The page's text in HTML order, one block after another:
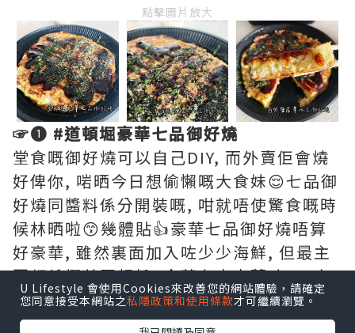
點擊圖片放大
☞❶ #道頓堀豪華七品御好燒
堂食嘅御好燒可以自己DIY, 而外賣佢會燒
好俾你, 啱晒今日想偷懶嘅大食妹😌七品御
好燒同醬料係分開裝嘅, 咁就唔使驚食嘅時
候林晒啦😙幾體貼👍豪華七品御好燒唔算
好豪華, 雖然裏面加入咗少少海鮮, 但最主
要都係椰菜同麵粉, 食落有少少薑味, 一定
要沾燒汁同沙律醬先至好食😅
❤︎
U Lifestyle 會使用Cookies來改善您的網站體驗，請確定
您同意接受本網站之私隱政策和使用條款才可繼續瀏覽。